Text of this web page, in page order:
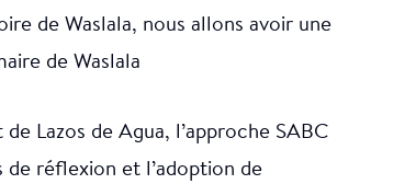
de Waslala, nous allons avoir une
de Waslala
Lazos de Agua, l’approche SABC
de réflexion et l’adoption de